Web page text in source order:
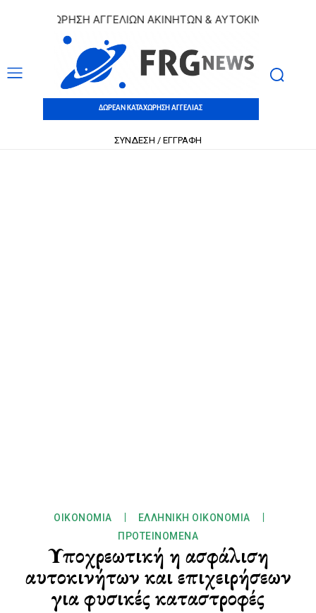
ΑΓΓΕΛΙΩΝ ΑΚΙΝΗΤΩΝ & ΑΥΤΟΚΙΝΗΤΩΝ |
ΔΩΡΕΑΝ ΚΑΤΑΧΩΡΗΣΗ ΑΓΓΕΛΙΑΣ
ΣΥΝΔΕΣΗ / ΕΓΓΡΑΦΗ
ΟΙΚΟΝΟΜΊΑ
ΕΛΛΗΝΙΚΉ ΟΙΚΟΝΟΜΊΑ
ΠΡΟΤΕΙΝΌΜΕΝΑ
Υποχρεωτική η ασφάλιση
αυτοκινήτων και επιχειρήσεων
για φυσικές καταστροφές